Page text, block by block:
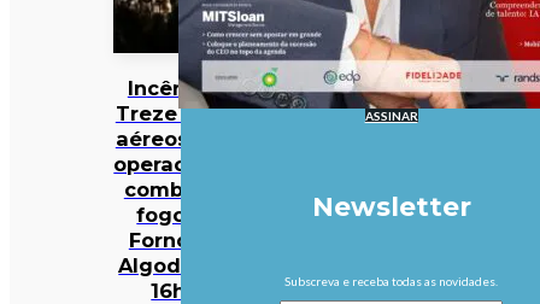
Incêndios:
Treze meios
aéreos e 301
operacionais
combatem
fogo em
Fornos de
Algodres às
16h50
ASSINAR
Newsletter
Subscreva e receba todas as novidades.